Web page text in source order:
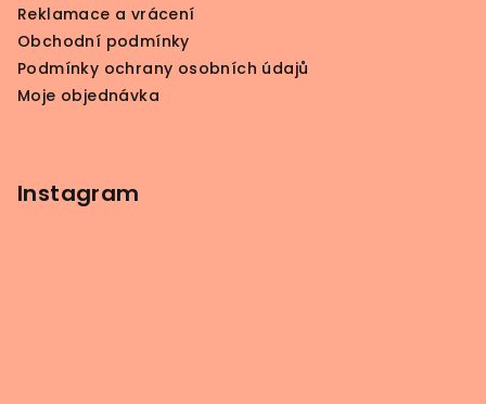
Reklamace a vrácení
Obchodní podmínky
Podmínky ochrany osobních údajů
Moje objednávka
Instagram